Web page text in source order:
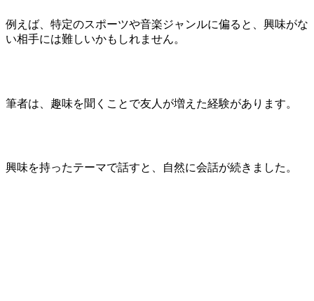
例えば、特定のスポーツや音楽ジャンルに偏ると、興味がな
い相手には難しいかもしれません。
筆者は、趣味を聞くことで友人が増えた経験があります。
興味を持ったテーマで話すと、自然に会話が続きました。